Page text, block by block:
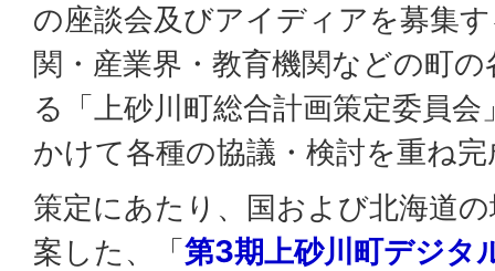
の座談会及びアイディアを募集
関・産業界・教育機関などの町
る「上砂川町総合計画策定委員
かけて各種の協議・検討を重ね
策定にあたり、国および北海道
案した、「第3期上砂川町デジタ